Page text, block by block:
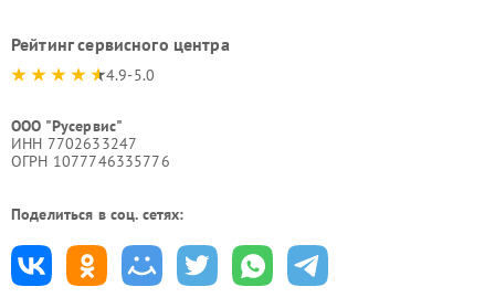
Рейтинг сервисного центра
4.9-5.0
ООО "Русервис"
ИНН 7702633247
ОГРН 1077746335776
Поделиться в соц. сетях: